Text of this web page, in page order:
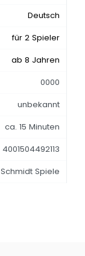
Deutsch
für 2 Spieler
ab 8 Jahren
0000
unbekannt
ca. 15 Minuten
4001504492113
Schmidt Spiele